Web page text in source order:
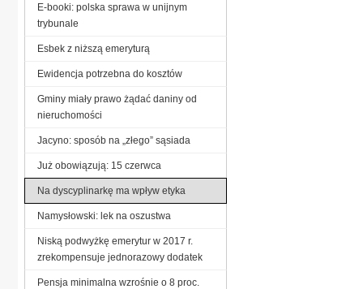
E-booki: polska sprawa w unijnym
trybunale
Esbek z niższą emeryturą
Ewidencja potrzebna do kosztów
Gminy miały prawo żądać daniny od
nieruchomości
Jacyno: sposób na „złego” sąsiada
Już obowiązują: 15 czerwca
Na dyscyplinarkę ma wpływ etyka
Namysłowski: lek na oszustwa
Niską podwyżkę emerytur w 2017 r.
zrekompensuje jednorazowy dodatek
Pensja minimalna wzrośnie o 8 proc.